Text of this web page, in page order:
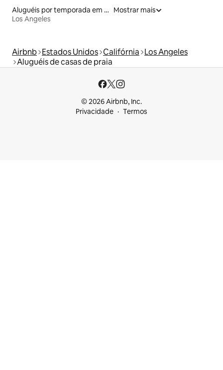
Aluguéis por temporada em resorts
Los Angeles
Mostrar mais
Airbnb Estados Unidos Califórnia Los Angeles
Aluguéis de casas de praia
© 2026 Airbnb, Inc.
Privacidade
Termos